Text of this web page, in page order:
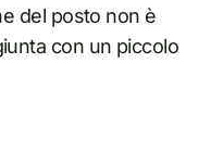
del posto non è
con un piccolo